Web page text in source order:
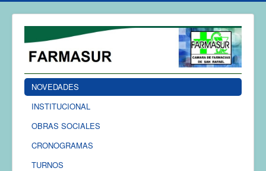
NOVEDADES
INSTITUCIONAL
OBRAS SOCIALES
CRONOGRAMAS
TURNOS